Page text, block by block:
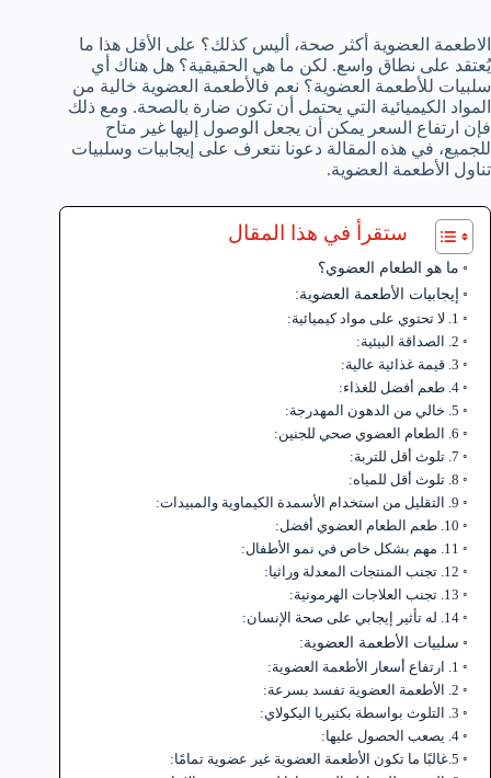
الاطعمة العضوية أكثر صحة، أليس كذلك؟ على الأقل هذا ما
يُعتقد على نطاق واسع. لكن ما هي الحقيقية؟ هل هناك أي
سلبيات للأطعمة العضوية؟ نعم فالأطعمة العضوية خالية من
المواد الكيميائية التي يحتمل أن تكون ضارة بالصحة. ومع ذلك
فإن ارتفاع السعر يمكن أن يجعل الوصول إليها غير متاح
للجميع، في هذه المقالة دعونا نتعرف على إيجابيات وسلبيات
تناول الأطعمة العضوية.
ستقرأ في هذا المقال
ما هو الطعام العضوي؟
إيجابيات الأطعمة العضوية:
1. لا تحتوي على مواد كيميائية:
2. الصداقة البيئية:
3. قيمة غذائية عالية:
4. طعم أفضل للغذاء:
5. خالي من الدهون المهدرجة:
6. الطعام العضوي صحي للجنين:
7. تلوث أقل للتربة:
8. تلوث أقل للمياه:
9. التقليل من استخدام الأسمدة الكيماوية والمبيدات:
10. طعم الطعام العضوي أفضل:
11. مهم بشكل خاص في نمو الأطفال:
12. تجنب المنتجات المعدلة وراثيا:
13. تجنب العلاجات الهرمونية:
14. له تأثير إيجابي على صحة الإنسان:
سلبيات الأطعمة العضوية:
1. ارتفاع أسعار الأطعمة العضوية:
2. الأطعمة العضوية تفسد بسرعة:
3. التلوث بواسطة بكتيريا اليكولاي:
4. يصعب الحصول عليها:
5.غالبًا ما تكون الأطعمة العضوية غير عضوية تمامًا: